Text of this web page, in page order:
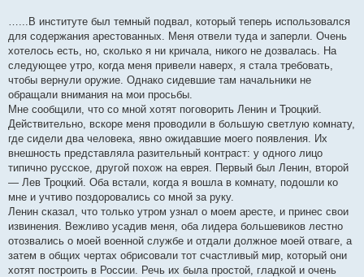
…...В институте был темный подвал, который теперь использовался
для содержания арестованных. Меня отвели туда и заперли. Очень
хотелось есть, но, сколько я ни кричала, никого не дозвалась. На
следующее утро, когда меня привели наверх, я стала требовать,
чтобы вернули оружие. Однако сидевшие там начальники не
обращали внимания на мои просьбы.
Мне сообщили, что со мной хотят поговорить Ленин и Троцкий.
Действительно, вскоре меня проводили в большую светлую комнату,
где сидели два человека, явно ожидавшие моего появления. Их
внешность представляла разительный контраст: у одного лицо
типично русское, другой похож на еврея. Первый был Ленин, второй
— Лев Троцкий. Оба встали, когда я вошла в комнату, подошли ко
мне и учтиво поздоровались со мной за руку.
Ленин сказал, что только утром узнал о моем аресте, и принес свои
извинения. Вежливо усадив меня, оба лидера большевиков лестно
отозвались о моей военной службе и отдали должное моей отваге, а
затем в общих чертах обрисовали тот счастливый мир, который они
хотят построить в России. Речь их была простой, гладкой и очень